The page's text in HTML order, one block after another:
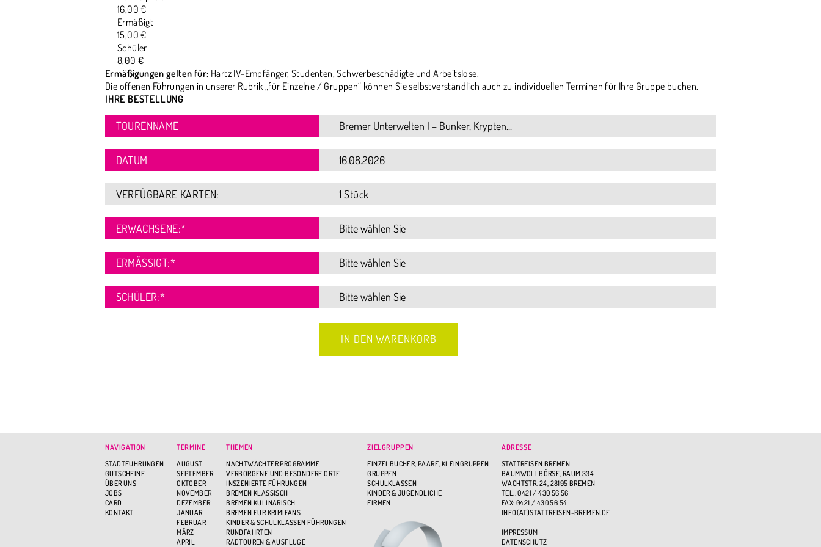
16,00 €
Ermäßigt
15,00 €
Schüler
8,00 €
Ermäßigungen gelten für: Hartz IV-Empfänger, Studenten, Schwerbeschädigte und Arbeitslose.
Die offenen Führungen in unserer Rubrik „für Einzelne / Gruppen“ können Sie selbstverständlich auch zu individuellen Terminen für Ihre Gruppe buchen.
IHRE BESTELLUNG
TOURENNAME
DATUM
VERFÜGBARE KARTEN: 1 Stück
ERWACHSENE:*
ERMÄSSIGT: *
SCHÜLER:*
NAVIGATION
STADTFÜHRUNGEN
GUTSCHEINE
ÜBER UNS
JOBS
CARD
KONTAKT
TERMINE
AUGUST
SEPTEMBER
OKTOBER
NOVEMBER
DEZEMBER
JANUAR
FEBRUAR
MÄRZ
APRIL
THEMEN
NACHTWÄCHTER PROGRAMME
VERBORGENE UND BESONDERE ORTE
INSZENIERTE FÜHRUNGEN
BREMEN KLASSISCH
BREMEN KULINARISCH
BREMEN FÜR KRIMIFANS
KINDER & SCHULKLASSEN FÜHRUNGEN
RUNDFAHRTEN
RADTOUREN & AUSFLÜGE
ZIELGRUPPEN
EINZELBUCHER, PAARE, KLEINGRUPPEN
GRUPPEN
SCHULKLASSEN
KINDER & JUGENDLICHE
FIRMEN
ADRESSE
STATTREISEN BREMEN
BAUMWOLLBÖRSE, RAUM 334
WACHTSTR. 24, 28195 BREMEN
TEL.: 0421 / 430 56 56
FAX: 0421 / 430 56 54
INFO(AT)STATTREISEN-BREMEN.DE
IMPRESSUM
DATENSCHUTZ